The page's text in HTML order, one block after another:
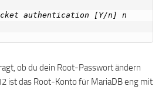
authentication [Y/n] n
ob du dein Root-Passwort ändern
ist das Root-Konto für MariaDB eng mit